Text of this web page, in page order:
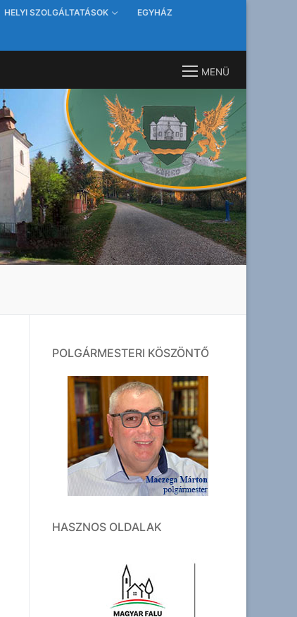
HELYI SZOLGÁLTATÁSOK EGYHÁZ
MENÜ
POLGÁRMESTERI KÖSZÖNTŐ
HASZNOS OLDALAK